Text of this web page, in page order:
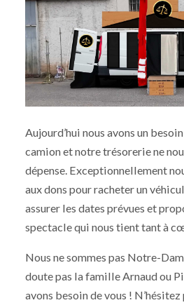
Aujourd’hui nous avons un
camion et notre trésorerie ne
dépense. Exceptionnellement
aux dons pour racheter un
assurer les dates prévues et
spectacle qui nous tient tant à
Nous ne sommes pas Notre-
doute pas la famille Arnaud ou
avons besoin de vous ! N’hésitez